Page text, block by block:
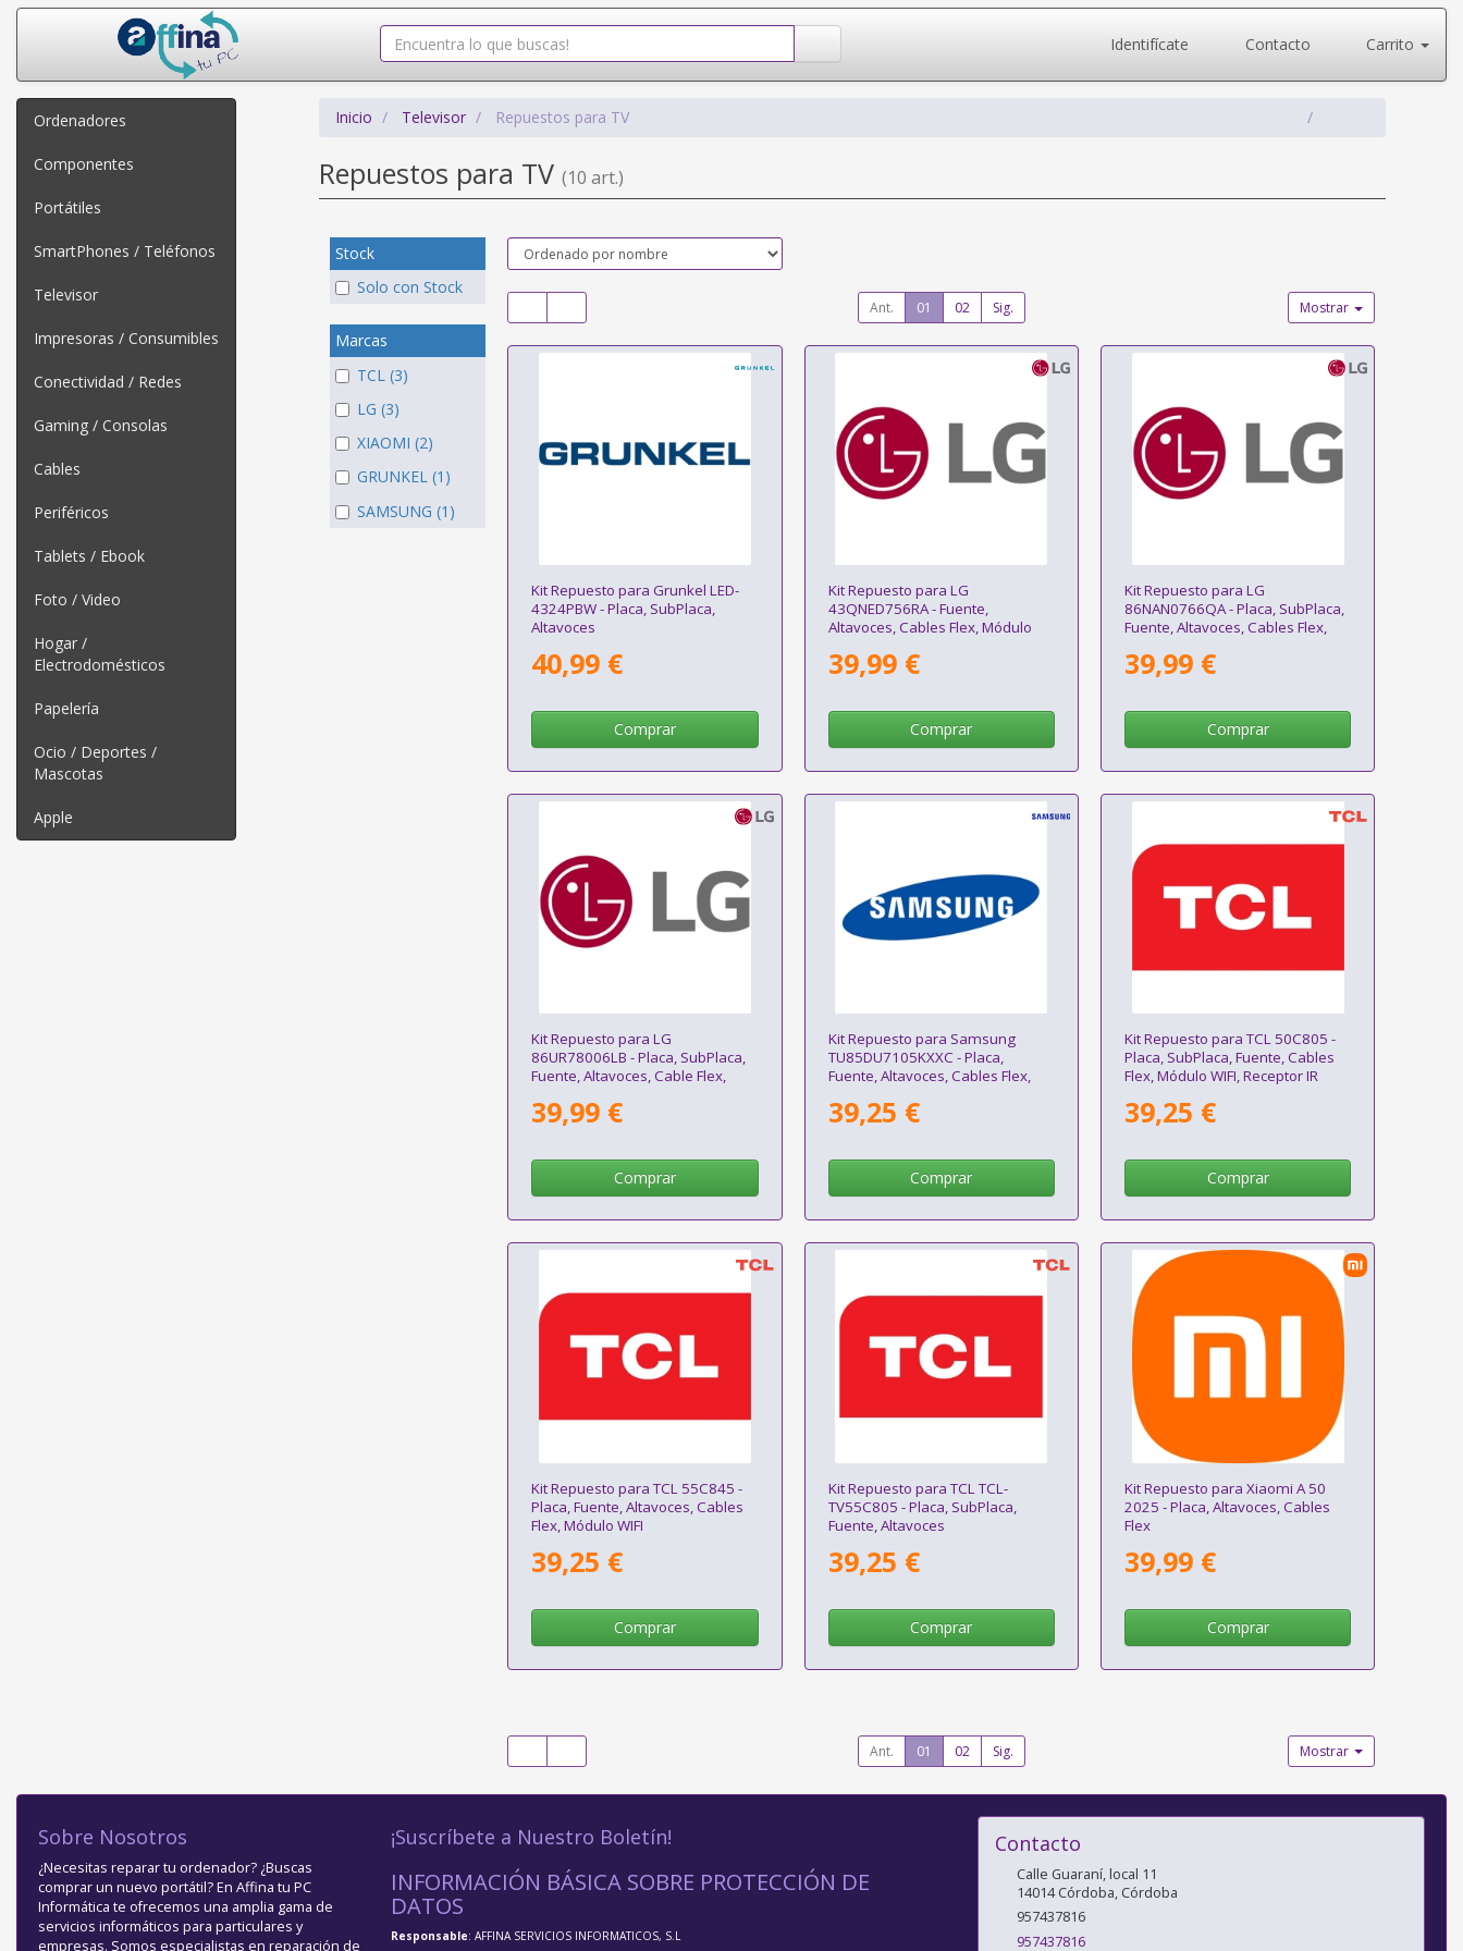
Identifícate Contacto Carrito
Ordenadores
Componentes
Portátiles
SmartPhones / Teléfonos
Televisor
Impresoras / Consumibles
Conectividad / Redes
Gaming / Consolas
Cables
Periféricos
Tablets / Ebook
Foto / Video
Hogar /
Electrodomésticos
Papelería
Ocio / Deportes /
Mascotas
Apple
Inicio Televisor Repuestos para TV
Repuestos para TV (10 art.)
Stock
Solo con Stock
Marcas
TCL (3)
LG (3)
XIAOMI (2)
GRUNKEL (1)
SAMSUNG (1)
Ant. 01 02 Sig. Mostrar
Kit Repuesto para Grunkel LED-
4324PBW - Placa, SubPlaca,
Altavoces
40,99 €
Comprar
Kit Repuesto para LG
43QNED756RA - Fuente,
Altavoces, Cables Flex, Módulo
39,99 €
Comprar
Kit Repuesto para LG
86NAN0766QA - Placa, SubPlaca,
Fuente, Altavoces, Cables Flex,
39,99 €
Comprar
Kit Repuesto para LG
86UR78006LB - Placa, SubPlaca,
Fuente, Altavoces, Cable Flex,
39,99 €
Comprar
Kit Repuesto para Samsung
TU85DU7105KXXC - Placa,
Fuente, Altavoces, Cables Flex,
39,25 €
Comprar
Kit Repuesto para TCL 50C805 -
Placa, SubPlaca, Fuente, Cables
Flex, Módulo WIFI, Receptor IR
39,25 €
Comprar
Kit Repuesto para TCL 55C845 -
Placa, Fuente, Altavoces, Cables
Flex, Módulo WIFI
39,25 €
Comprar
Kit Repuesto para TCL TCL-
TV55C805 - Placa, SubPlaca,
Fuente, Altavoces
39,25 €
Comprar
Kit Repuesto para Xiaomi A 50
2025 - Placa, Altavoces, Cables
Flex
39,99 €
Comprar
Ant. 01 02 Sig. Mostrar
Sobre Nosotros
¿Necesitas reparar tu ordenador? ¿Buscas
comprar un nuevo portátil? En Affina tu PC
Informática te ofrecemos una amplia gama de
servicios informáticos para particulares y
empresas. Somos especialistas en reparación de
¡Suscríbete a Nuestro Boletín!
INFORMACIÓN BÁSICA SOBRE PROTECCIÓN DE
DATOS
Responsable: AFFINA SERVICIOS INFORMATICOS, S.L
Contacto
Calle Guaraní, local 11
14014 Córdoba, Córdoba
957437816
957437816